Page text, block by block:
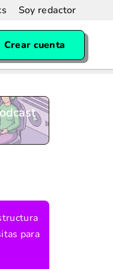
Soy redactor
Crear cuenta
para